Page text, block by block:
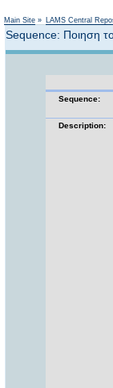
Main Site » LAMS Central
Sequence: Ποιηση
Sequence:
Description: